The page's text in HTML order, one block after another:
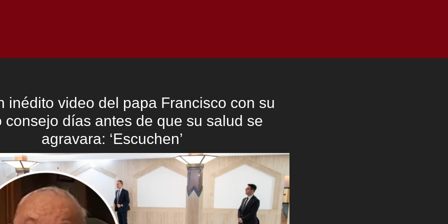
inédito video del papa Francisco con su
consejo días antes de que su salud se
agravara: ‘Escuchen’